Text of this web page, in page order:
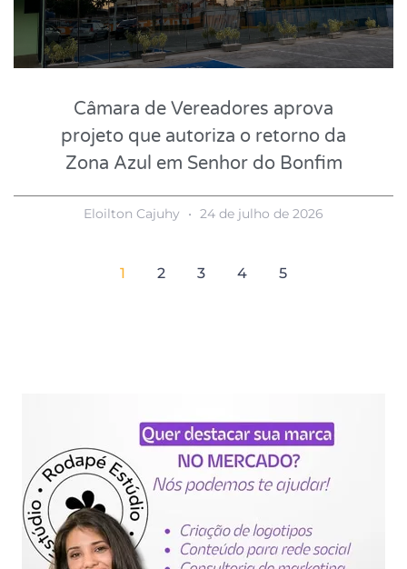
Câmara de Vereadores aprova
projeto que autoriza o retorno da
Zona Azul em Senhor do Bonfim
Eloilton Cajuhy 24 de julho de 2026
1 2 3 4 5